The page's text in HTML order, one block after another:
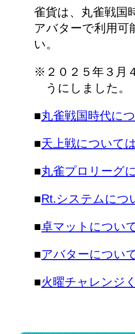
雀貨は、丸雀戦国
アバターで利用可
い。
２０２５年３
うにしました。
■丸雀戦国時代に
■天上戦について
■丸雀プロリーグ
■Rt.システムにつ
■卓マットについ
■アバターについ
■火曜チャレンジ